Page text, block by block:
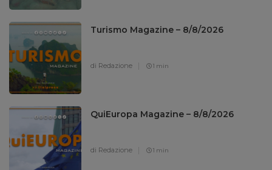
Turismo Magazine – 8/8/2026
di Redazione 1 min
QuiEuropa Magazine – 8/8/2026
di Redazione 1 min